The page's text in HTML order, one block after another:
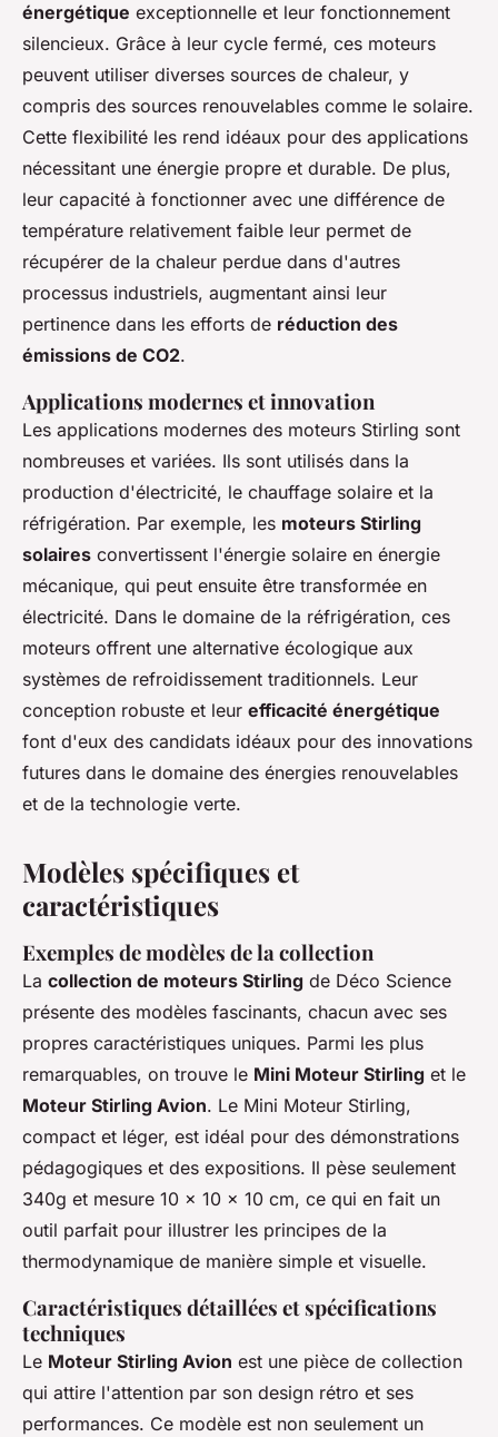
énergétique exceptionnelle et leur fonctionnement
silencieux. Grâce à leur cycle fermé, ces moteurs
peuvent utiliser diverses sources de chaleur, y
compris des sources renouvelables comme le solaire.
Cette flexibilité les rend idéaux pour des applications
nécessitant une énergie propre et durable. De plus,
leur capacité à fonctionner avec une différence de
température relativement faible leur permet de
récupérer de la chaleur perdue dans d'autres
processus industriels, augmentant ainsi leur
pertinence dans les efforts de réduction des
émissions de CO2.
Applications modernes et innovation
Les applications modernes des moteurs Stirling sont
nombreuses et variées. Ils sont utilisés dans la
production d'électricité, le chauffage solaire et la
réfrigération. Par exemple, les moteurs Stirling
solaires convertissent l'énergie solaire en énergie
mécanique, qui peut ensuite être transformée en
électricité. Dans le domaine de la réfrigération, ces
moteurs offrent une alternative écologique aux
systèmes de refroidissement traditionnels. Leur
conception robuste et leur efficacité énergétique
font d'eux des candidats idéaux pour des innovations
futures dans le domaine des énergies renouvelables
et de la technologie verte.
Modèles spécifiques et
caractéristiques
Exemples de modèles de la collection
La collection de moteurs Stirling de Déco Science
présente des modèles fascinants, chacun avec ses
propres caractéristiques uniques. Parmi les plus
remarquables, on trouve le Mini Moteur Stirling et le
Moteur Stirling Avion. Le Mini Moteur Stirling,
compact et léger, est idéal pour des démonstrations
pédagogiques et des expositions. Il pèse seulement
340g et mesure 10 x 10 x 10 cm, ce qui en fait un
outil parfait pour illustrer les principes de la
thermodynamique de manière simple et visuelle.
Caractéristiques détaillées et spécifications
techniques
Le Moteur Stirling Avion est une pièce de collection
qui attire l'attention par son design rétro et ses
performances. Ce modèle est non seulement un